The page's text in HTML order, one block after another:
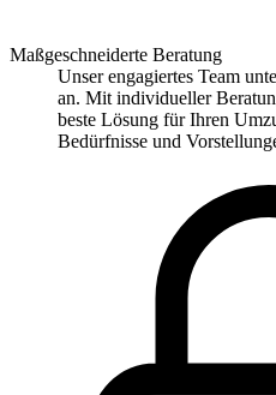
Maßgeschneiderte Beratung
Unser engagiertes Team
an. Mit individueller
beste Lösung für Ihren
Bedürfnisse und